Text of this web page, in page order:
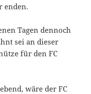
enden.
Tagen dennoch
sei an dieser
für den FC
wäre der FC